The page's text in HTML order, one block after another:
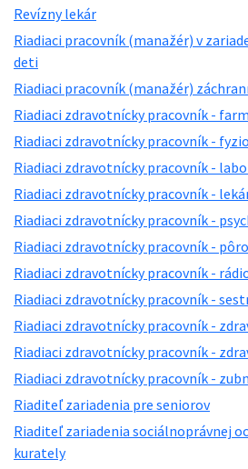
Revízny lekár
Riadiaci pracovník (manažér) v
deti
Riadiaci pracovník (manažér)
Riadiaci zdravotnícky pracovník -
Riadiaci zdravotnícky pracovník -
Riadiaci zdravotnícky pracovník -
Riadiaci zdravotnícky pracovník -
Riadiaci zdravotnícky pracovník -
Riadiaci zdravotnícky pracovník -
Riadiaci zdravotnícky pracovník -
Riadiaci zdravotnícky pracovník -
Riadiaci zdravotnícky pracovník -
Riadiaci zdravotnícky pracovník -
Riadiaci zdravotnícky pracovník -
Riaditeľ zariadenia pre seniorov
Riaditeľ zariadenia sociálnoprávnej
kurately